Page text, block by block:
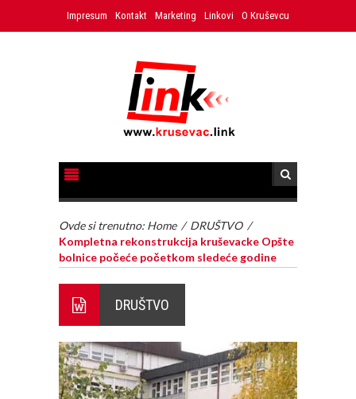
Impresum Kontakt Marketing Linkovi O Kruševcu
Ovde si trenutno: Home / DRUŠTVO /
Kompletna rekonstrukcija kruševacke Opšte
bolnice počeće početkom sledeće godine
DRUŠTVO